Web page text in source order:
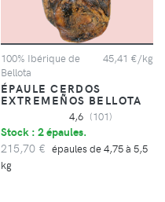
100% Ibérique de
Bellota
45,41 €/kg
ÉPAULE CERDOS
EXTREMEÑOS BELLOTA
4,6 (101)
Stock : 2 épaules.
215,70 € épaules de 4,75 à 5,5
kg